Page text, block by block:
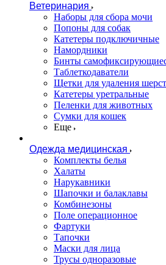
Ветеринария
Наборы для сбора мочи
Попоны для собак
Катетеры подключичные
Намордники
Бинты
Таблеткодаватели
Щетки для удаления
Катетеры уретральные
Пеленки для животных
Сумки для кошек
Еще
Одежда медицинская
Комплекты белья
Халаты
Нарукавники
Шапочки и балаклавы
Комбинезоны
Поле операционное
Фартуки
Тапочки
Маски для лица
Трусы одноразовые